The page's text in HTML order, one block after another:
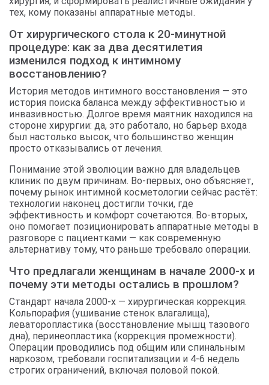
тех, кому показаны аппаратные методы.
От хирургического стола к 20-минутной
процедуре: как за два десятилетия
изменился подход к интимному
восстановлению?
История методов интимного восстановления — это
история поиска баланса между эффективностью и
инвазивностью. Долгое время маятник находился на
стороне хирургии: да, это работало, но барьер входа
был настолько высок, что большинство женщин
просто отказывались от лечения.
Понимание этой эволюции важно для владельцев
клиник по двум причинам. Во-первых, оно объясняет,
почему рынок интимной косметологии сейчас растёт:
технологии наконец достигли точки, где
эффективность и комфорт сочетаются. Во-вторых,
оно помогает позиционировать аппаратные методы в
разговоре с пациентками — как современную
альтернативу тому, что раньше требовало операции.
Что предлагали женщинам в начале 2000-х и
почему эти методы остались в прошлом?
Стандарт начала 2000-х — хирургическая коррекция.
Кольпорафия (ушивание стенок влагалища),
леваторопластика (восстановление мышц тазового
дна), перинеопластика (коррекция промежности).
Операции проводились под общим или спинальным
наркозом, требовали госпитализации и 4-6 недель
строгих ограничений, включая половой покой.